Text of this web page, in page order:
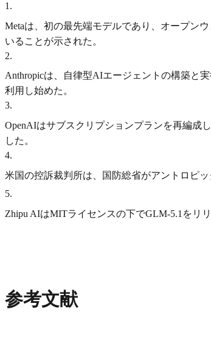
1 .
Metaは、初の最先端モデルであり、オープン
いることが示された。
2.
Anthropicは、自律型AIエージェントの構築と
利用し始めた。
3.
OpenAIはサブスクリプションプランを再編成
した。
4.
米国の控訴裁判所は、国防総省がアントロピ
5.
Zhipu AIはMITライセンスの下でGLM-5.1をリ
参考文献